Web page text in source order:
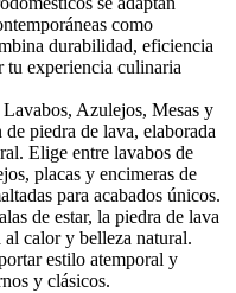
como
durabilidad, eficiencia
tu experiencia culinaria
Azulejos, Mesas y
piedra de lava, elaborada
Elige entre lavabos de
placas y encimeras de
para acabados únicos.
de estar, la piedra de lava
calor y belleza natural.
estilo atemporal y
y clásicos.